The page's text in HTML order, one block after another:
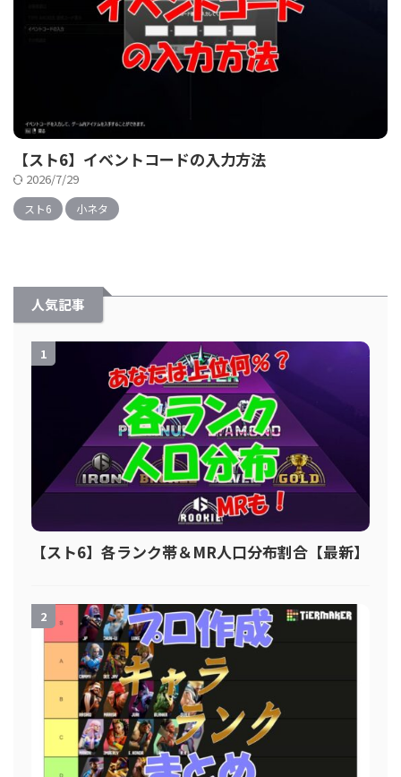
【スト6】イベントコードの入力方法
2026/7/29
スト6 小ネタ
人気記事
1
【スト6】各ランク帯＆MR人口分布割合【最新】
2